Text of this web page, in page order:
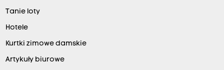
Tanie loty
Hotele
Kurtki zimowe damskie
Artykuły biurowe